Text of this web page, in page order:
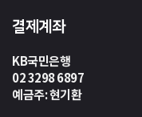
결제계좌
KB국민은행
02 3298 6897
예금주: 현기환